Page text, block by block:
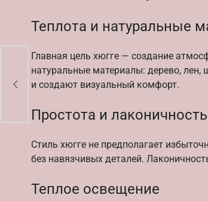
Теплота и натуральные
Главная цель хюгге — создание
натуральные материалы: дерево,
и создают визуальный комфорт.
Простота и лаконичность
Стиль хюгге не предполагает
без навязчивых деталей.
Теплое освещение